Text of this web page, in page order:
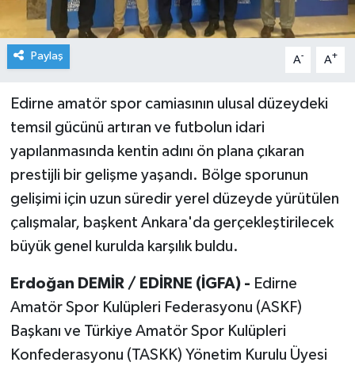
Paylaş A- A+
Edirne amatör spor camiasının ulusal düzeydeki
temsil gücünü artıran ve futbolun idari
yapılanmasında kentin adını ön plana çıkaran
prestijli bir gelişme yaşandı. Bölge sporunun
gelişimi için uzun süredir yerel düzeyde yürütülen
çalışmalar, başkent Ankara'da gerçekleştirilecek
büyük genel kurulda karşılık buldu.
Erdoğan DEMİR / EDİRNE (İGFA) - Edirne
Amatör Spor Kulüpleri Federasyonu (ASKF)
Başkanı ve Türkiye Amatör Spor Kulüpleri
Konfederasyonu (TASKK) Yönetim Kurulu Üyesi